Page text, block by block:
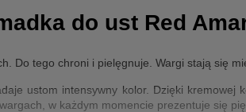
do ust Red
Do tego chroni i pielęgnuje. Wargi stają się
ustom intensywny kolor. Dzięki kremowej
w każdym momencie prezentuje się